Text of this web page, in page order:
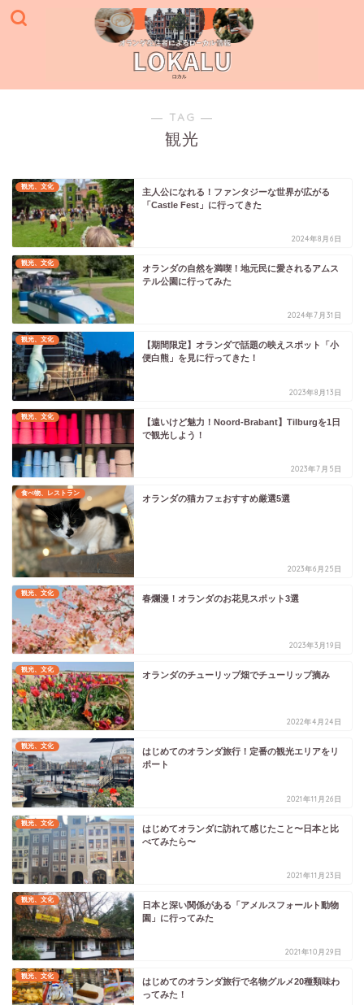
― TAG ―
観光
観光、文化
主人公になれる！ファンタジーな世界が広がる
「Castle Fest」に行ってきた
2024年8月6日
観光、文化
オランダの自然を満喫！地元民に愛されるアムス
テル公園に行ってみた
2024年7月31日
観光、文化
【期間限定】オランダで話題の映えスポット「小
便白熊」を見に行ってきた！
2023年8月13日
観光、文化
【遠いけど魅力！Noord-Brabant】Tilburgを1日
で観光しよう！
2023年7月5日
食べ物、レストラン
オランダの猫カフェおすすめ厳選5選
2023年6月25日
観光、文化
春爛漫！オランダのお花見スポット3選
2023年3月19日
観光、文化
オランダのチューリップ畑でチューリップ摘み
2022年4月24日
観光、文化
はじめてのオランダ旅行！定番の観光エリアをリ
ポート
2021年11月26日
観光、文化
はじめてオランダに訪れて感じたこと〜日本と比
べてみたら〜
2021年11月23日
観光、文化
日本と深い関係がある「アメルスフォールト動物
園」に行ってみた
2021年10月29日
観光、文化
はじめてのオランダ旅行で名物グルメ20種類味わ
ってみた！